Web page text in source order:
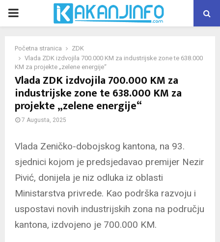
PRIMARY
Početna stranica
ZDK
Vlada ZDK izdvojila 700.000 KM za industrijske zone te 638.000
KM za projekte „zelene energije“
Vlada ZDK izdvojila 700.000 KM za
industrijske zone te 638.000 KM za
projekte „zelene energije“
7 Augusta, 2025
Vlada Zeničko-dobojskog kantona, na 93.
sjednici kojom je predsjedavao premijer Nezir
Pivić, donijela je niz odluka iz oblasti
Ministarstva privrede. Kao podrška razvoju i
uspostavi novih industrijskih zona na području
kantona, izdvojeno je 700.000 KM.